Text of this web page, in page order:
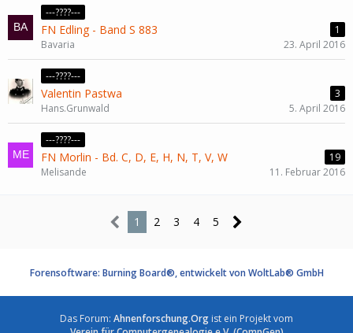
---????---
FN Edling - Band S 883
1
Bavaria
23. April 2016
---????---
Valentin Pastwa
3
Hans.Grunwald
5. April 2016
---????---
FN Morlin - Bd. C, D, E, H, N, T, V, W
19
Melisande
11. Februar 2016
1 2 3 4 5
Forensoftware: Burning Board®, entwickelt von WoltLab® GmbH
Das Forum: Ahnenforschung.Org ist ein Projekt vom